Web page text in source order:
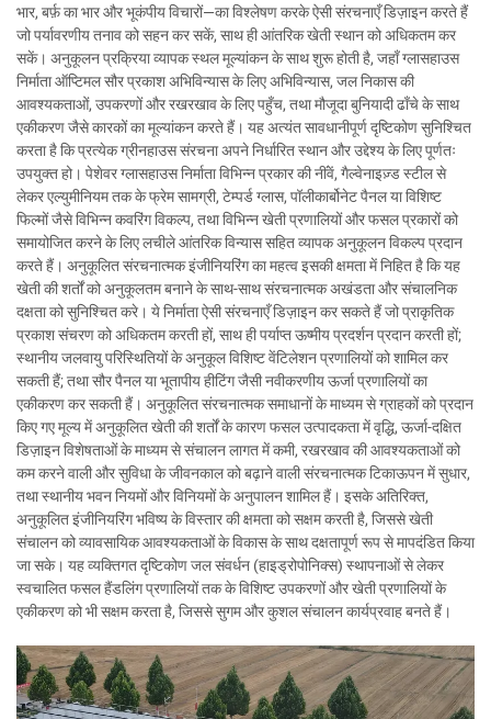
भार, बर्फ़ का भार और भूकंपीय विचारों—का विश्लेषण करके ऐसी संरचनाएँ डिज़ाइन करते हैं
जो पर्यावरणीय तनाव को सहन कर सकें, साथ ही आंतरिक खेती स्थान को अधिकतम कर
सकें। अनुकूलन प्रक्रिया व्यापक स्थल मूल्यांकन के साथ शुरू होती है, जहाँ ग्लासहाउस
निर्माता ऑप्टिमल सौर प्रकाश अभिविन्यास के लिए अभिविन्यास, जल निकास की
आवश्यकताओं, उपकरणों और रखरखाव के लिए पहुँच, तथा मौजूदा बुनियादी ढाँचे के साथ
एकीकरण जैसे कारकों का मूल्यांकन करते हैं। यह अत्यंत सावधानीपूर्ण दृष्टिकोण सुनिश्चित
करता है कि प्रत्येक ग्रीनहाउस संरचना अपने निर्धारित स्थान और उद्देश्य के लिए पूर्णतः
उपयुक्त हो। पेशेवर ग्लासहाउस निर्माता विभिन्न प्रकार की नींवें, गैल्वेनाइज़्ड स्टील से
लेकर एल्युमीनियम तक के फ्रेम सामग्री, टेम्पर्ड ग्लास, पॉलीकार्बोनेट पैनल या विशिष्ट
फिल्मों जैसे विभिन्न कवरिंग विकल्प, तथा विभिन्न खेती प्रणालियों और फसल प्रकारों को
समायोजित करने के लिए लचीले आंतरिक विन्यास सहित व्यापक अनुकूलन विकल्प प्रदान
करते हैं। अनुकूलित संरचनात्मक इंजीनियरिंग का महत्व इसकी क्षमता में निहित है कि यह
खेती की शर्तों को अनुकूलतम बनाने के साथ-साथ संरचनात्मक अखंडता और संचालनिक
दक्षता को सुनिश्चित करे। ये निर्माता ऐसी संरचनाएँ डिज़ाइन कर सकते हैं जो प्राकृतिक
प्रकाश संचरण को अधिकतम करती हों, साथ ही पर्याप्त ऊष्मीय प्रदर्शन प्रदान करती हों;
स्थानीय जलवायु परिस्थितियों के अनुकूल विशिष्ट वेंटिलेशन प्रणालियों को शामिल कर
सकती हैं; तथा सौर पैनल या भूतापीय हीटिंग जैसी नवीकरणीय ऊर्जा प्रणालियों का
एकीकरण कर सकती हैं। अनुकूलित संरचनात्मक समाधानों के माध्यम से ग्राहकों को प्रदान
किए गए मूल्य में अनुकूलित खेती की शर्तों के कारण फसल उत्पादकता में वृद्धि, ऊर्जा-दक्षित
डिज़ाइन विशेषताओं के माध्यम से संचालन लागत में कमी, रखरखाव की आवश्यकताओं को
कम करने वाली और सुविधा के जीवनकाल को बढ़ाने वाली संरचनात्मक टिकाऊपन में सुधार,
तथा स्थानीय भवन नियमों और विनियमों के अनुपालन शामिल हैं। इसके अतिरिक्त,
अनुकूलित इंजीनियरिंग भविष्य के विस्तार की क्षमता को सक्षम करती है, जिससे खेती
संचालन को व्यावसायिक आवश्यकताओं के विकास के साथ दक्षतापूर्ण रूप से मापदंडित किया
जा सके। यह व्यक्तिगत दृष्टिकोण जल संवर्धन (हाइड्रोपोनिक्स) स्थापनाओं से लेकर
स्वचालित फसल हैंडलिंग प्रणालियों तक के विशिष्ट उपकरणों और खेती प्रणालियों के
एकीकरण को भी सक्षम करता है, जिससे सुगम और कुशल संचालन कार्यप्रवाह बनते हैं।